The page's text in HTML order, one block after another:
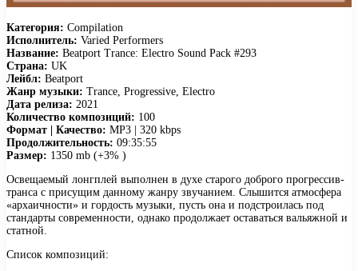
Категория: Compilation
Исполнитель: Varied Performers
Название: Beatport Trance: Electro Sound Pack #293
Страна: UK
Лейбл: Beatport
Жанр музыки: Trance, Progressive, Electro
Дата релиза: 2021
Количество композиций: 100
Формат | Качество: MP3 | 320 kbps
Продолжительность: 09:35:55
Размер: 1350 mb (+3% )
Освещаемый лонгплей выполнен в духе старого доброго прогрессив-
транса с присущим данному жанру звучанием. Слышится атмосфера
«архаичности» и гордость музыки, пусть она и подстроилась под
стандарты современности, однако продолжает оставаться вальяжной и
статной.
Список композиций: